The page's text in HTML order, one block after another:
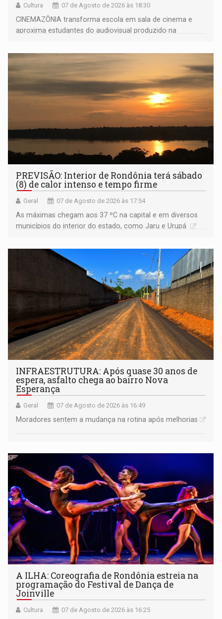
Cultura 07 de Agosto de 2026 às 18:30
CINEMAZÔNIA transforma escola em sala de cinema e
aproxima estudantes do audiovisual produzido na
PREVISÃO: Interior de Rondônia terá sábado
(8) de calor intenso e tempo firme
Geral 07 de Agosto de 2026 às 17:54
As máximas chegam aos 37 ºC na capital e em diversos
municípios do interior do estado, como Jaru e Urupá
INFRAESTRUTURA: Após quase 30 anos de
espera, asfalto chega ao bairro Nova
Esperança
Geral 07 de Agosto de 2026 às 16:49
Moradores sentem a mudança na rotina após melhorias
A ILHA: Coreografia de Rondônia estreia na
programação do Festival de Dança de
Joinville
Cultura 07 de Agosto de 2026 às 16:25